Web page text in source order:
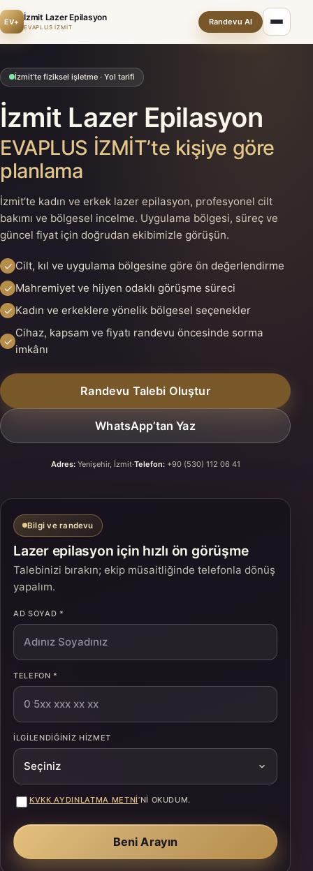
EV+ İzmit Lazer Epilasyon
EVAPLUS İZMİT
Randevu Al
İzmit’te fiziksel işletme · Yol tarifi
İzmit Lazer Epilasyon
EVAPLUS İZMİT’te kişiye göre
planlama
İzmit’te kadın ve erkek lazer epilasyon, profesyonel cilt
bakımı ve bölgesel incelme. Uygulama bölgesi, süreç ve
güncel fiyat için doğrudan ekibimizle görüşün.
✓ Cilt, kıl ve uygulama bölgesine göre ön değerlendirme
✓ Mahremiyet ve hijyen odaklı görüşme süreci
✓ Kadın ve erkeklere yönelik bölgesel seçenekler
✓
Cihaz, kapsam ve fiyatı randevu öncesinde sorma
imkânı
Randevu Talebi Oluştur
WhatsApp’tan Yaz
Adres:Yenişehir, İzmit·Telefon:+90 (530) 112 06 41
Bilgi ve randevu
Lazer epilasyon için hızlı ön görüşme
Talebinizi bırakın; ekip müsaitliğinde telefonla dönüş
yapalım.
AD SOYAD *
TELEFON *
İLGILENDIĞINIZ HIZMET
KVKK AYDINLATMA METNI’NI OKUDUM.
Beni Arayın